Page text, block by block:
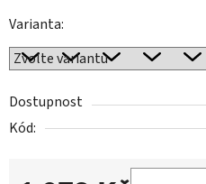
Varianta:
Dostupnost
Kód: